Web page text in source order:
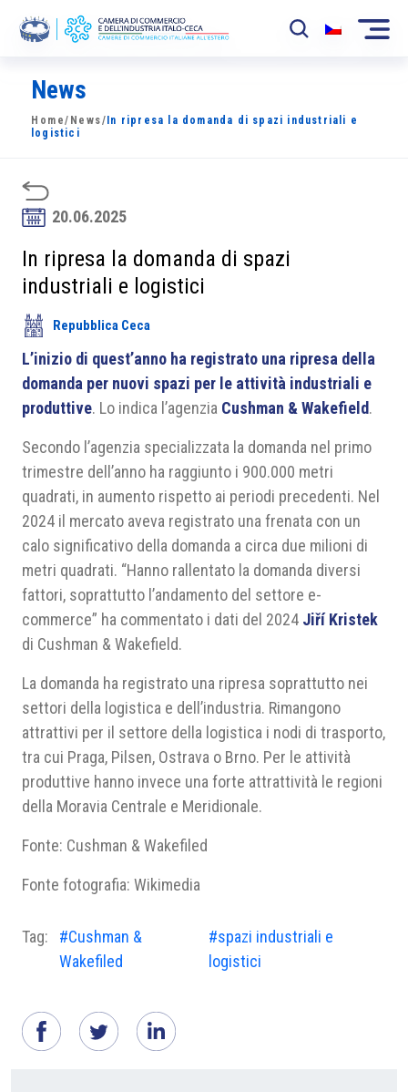
La Camera
News
Sviluppo Mercato
Soci
Partner
Progetti
Area riservata
News
Home/ News/ In ripresa la domanda di spazi industriali e
logistici
20.06.2025
In ripresa la domanda di spazi
industriali e logistici
Repubblica Ceca
L’inizio di quest’anno ha registrato una ripresa della
domanda per nuovi spazi per le attività industriali e
produttive. Lo indica l’agenzia Cushman & Wakefield.
Secondo l’agenzia specializzata la domanda nel primo
trimestre dell’anno ha raggiunto i 900.000 metri
quadrati, in aumento rispetto ai periodi precedenti. Nel
2024 il mercato aveva registrato una frenata con un
calo significativo della domanda a circa due milioni di
metri quadrati. “Hanno rallentato la domanda diversi
fattori, soprattutto l’andamento del settore e-
commerce” ha commentato i dati del 2024 Jiří Kristek
di Cushman & Wakefield.
La domanda ha registrato una ripresa soprattutto nei
settori della logistica e dell’industria. Rimangono
attrattivi per il settore della logistica i nodi di trasporto,
tra cui Praga, Pilsen, Ostrava o Brno. Per le attività
produttive hanno invece una forte attrattività le regioni
della Moravia Centrale e Meridionale.
Fonte: Cushman & Wakefiled
Fonte fotografia: Wikimedia
Tag:
#Cushman &
Wakefiled
#spazi industriali e
logistici